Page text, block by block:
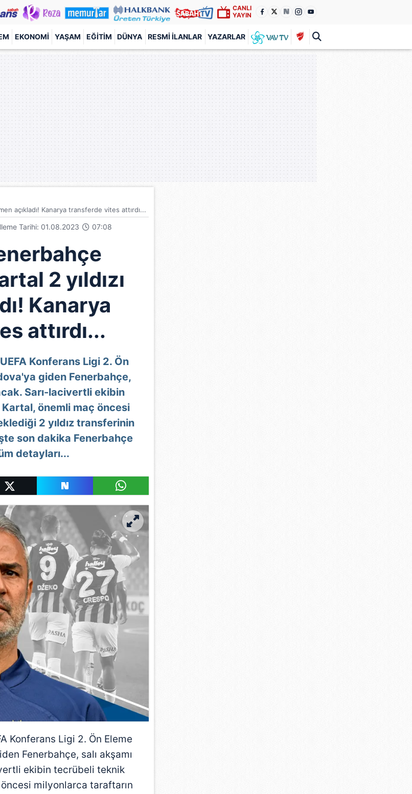
CANLI
YAYIN
EKONOMI YAŞAM EĞITIM DÜNYA RESMI İLANLAR YAZARLAR
açıkladı! Kanarya transferde vites attırdı...
Tarihi: 01.08.2023 07:08
2 yıldızı
Kanarya
attırdı...
Konferans Ligi 2. Ön
giden Fenerbahçe,
Sarı-lacivertli ekibin
önemli maç öncesi
2 yıldız transferinin
son dakika Fenerbahçe
detayları...
Konferans Ligi 2. Ön Eleme
Fenerbahçe, salı akşamı
ekibin tecrübeli teknik
milyonlarca taraftarın